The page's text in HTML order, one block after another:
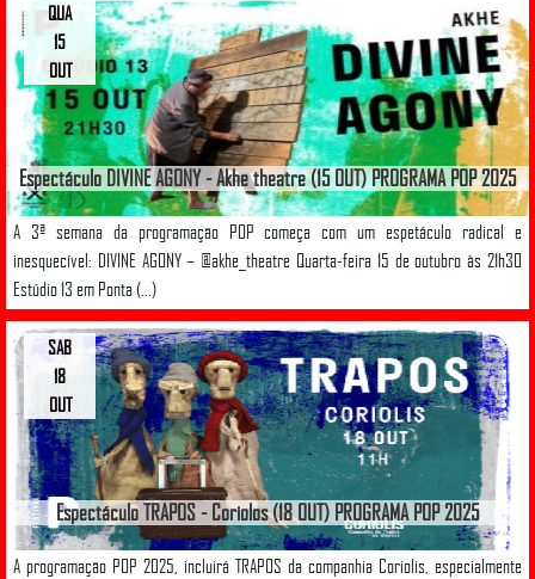
Espectáculo DIVINE AGONY - Akhe theatre (15 OUT) PROGRAMA POP 2025
A 3ª semana da programação POP começa com um espetáculo radical e
inesquecível: DIVINE AGONY – @akhe_theatre Quarta-feira 15 de outubro às 21h30
Estúdio 13 em Ponta (...)
QUA
15
OUT
Espectáculo TRAPOS - Coriolos (18 OUT) PROGRAMA POP 2025
A programação POP 2025, incluirá TRAPOS da companhia Coriolis, especialmente
SAB
18
OUT